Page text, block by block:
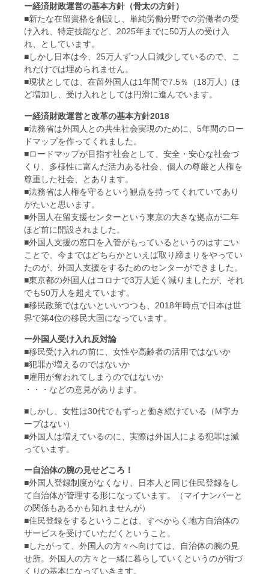
ー経済財政運営の基本方針（骨太の方針）
■新たな在留資格を創設し、単純労働分野での労働者の受
け入れ、特定技能など、2025年までに50万人の受け入
れ、としています。
■しかし日本は今、25万人ずつ人口減少しているので、こ
れだけでは埋められません。
■現状としては、在留外国人は1年間で7.5％（18万人）ほ
ど増加し、受け入れとしては円滑に進んでいます。
ー経済財政運営と改革の基本方針2018
■法務省は外国人との共生社会実現のために、5年間のロー
ドマップを作ってくれました。
■ロードマップが目指す社会として、安全・安心な社会づ
くり、多様性に富んだ活力ある社会、個人の尊厳と人権を
尊重した社会、とあります。
■法務省は人権を守るという観点を持ってくれていてあり
がたいと思います。
■外国人在留支援センターという東京の大きな拠点が二年
ほど前に開設されました。
■外国人支援の窓口を入管がもっているというのはすごい
ことで、今まではどちらかといえば取り締まりをやってい
たのが、外国人支援をするためのセンターができました。
■東京都の外国人はコロナで3万人近く減りましたが、それ
でも50万人を超えています。
■移民政策ではないといいつつも、2018年時点で日本は世
界で第4位の移民大国になっています。
ー外国人受け入れ反対論
■移民受け入れの前に、女性や高齢者の活用ではないか
■犯罪が増えるのではないか
■雇用が奪われてしまうのではないか
・・・などの意見があります。
■しかし、女性は30代でもずっと働き続けている（M字カ
ーブはない）
■外国人は増えているのに、実際は外国人による犯罪は減
っています。
ー自治体の腕の見せどころ！
■外国人登録制度がなくなり、日本人と同じ住民登録をし
て自治体が管理する形になっています。（マイナンバーと
の関係もあるかも知れませんが）
■住民登録をするということは、すべからく地方自治体の
サービスを受けていただくということ。
■したがって、外国人の方々へ向けては、自治体の腕の見
せ所。外国人の方々と一緒に暮らしていくというのが街づ
くりの基本になっていきます。